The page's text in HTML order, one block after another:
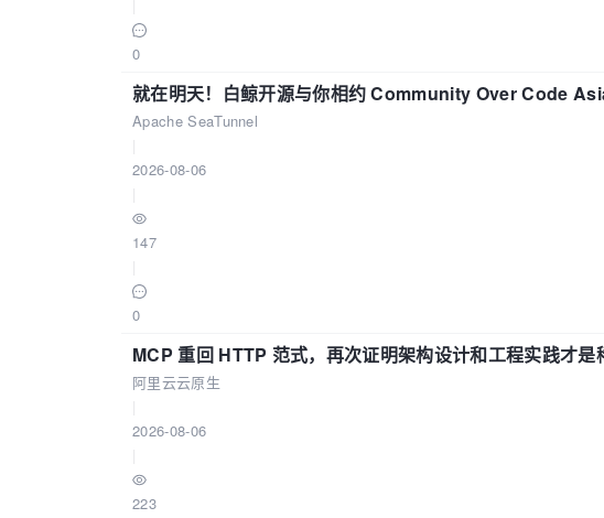
0
就在明天！白鲸开源与你相约 Community Over Code
Apache SeaTunnel
2026-08-06
147
0
MCP 重回 HTTP 范式，再次证明架构设计和工程实践才是
阿里云云原生
2026-08-06
223